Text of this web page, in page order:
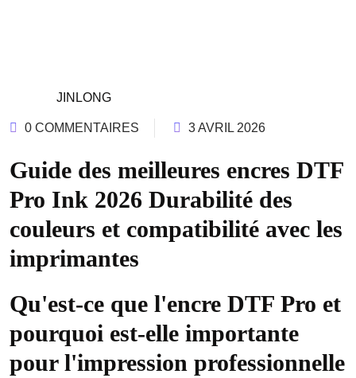
JINLONG
0 COMMENTAIRES 3 AVRIL 2026
Guide des meilleures encres DTF
Pro Ink 2026 Durabilité des
couleurs et compatibilité avec les
imprimantes
Qu'est-ce que l'encre DTF Pro et
pourquoi est-elle importante
pour l'impression professionnelle